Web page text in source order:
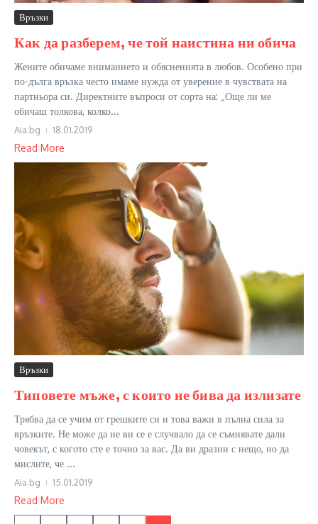
Връзки
Как да разберем, че той наистина ни обича
Жените обичаме вниманието и обясненията в любов. Особено при
по-дълга връзка често имаме нужда от уверение в чувствата на
партньора си. Директните въпроси от сорта на: „Още ли ме
обичаш толкова, колко...
Aia.bg 18.01.2019
Read More
Връзки
Типовете мъже, с които не бива да излизате
Трябва да се учим от грешките си и това важи в пълна сила за
връзките. Не може да не ви се е случвало да се съмнявате дали
човекът, с когото сте е точно за вас. Да ви дразни с нещо, но да
мислите, че ...
Aia.bg 15.01.2019
Read More